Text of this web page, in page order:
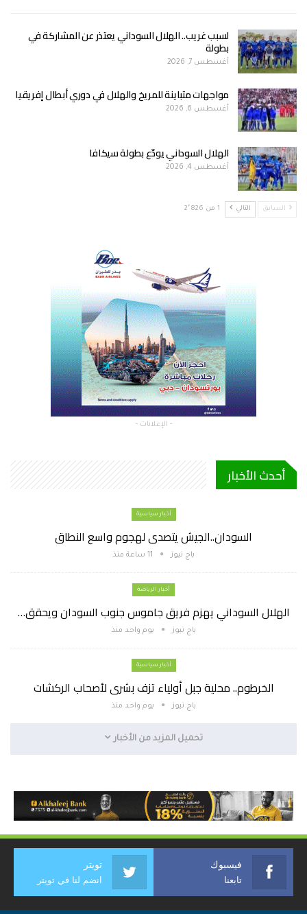
لسبب غريب.. الهلال السوداني يعتذر عن المشاركة في
بطولة
أغسطس 7, 2026
مواجهات متباينة للمريخ والهلال في دوري أبطال إفريقيا
أغسطس 6, 2026
الهلال السوداني يودّع بطولة سيكافا
أغسطس 4, 2026
السابق التالي 1 من 2٬826
- الإعلانات -
أحدث الأخبار
أخبار سياسية
السودان..الجيش يتصدى لهجوم واسع النطاق
باج نيوز 11 ساعة منذ
أخبار الرياضة
الهلال السوداني يهزم فريق جاموس جنوب السودان ويحقق…
باج نيوز يوم واحد منذ
أخبار سياسية
الخرطوم.. محلية جبل أولياء تزف بشرى لأصحاب الركشات
باج نيوز يوم واحد منذ
تحميل المزيد من الأخبار
فيسبوك
تابعنا
تويتر
انضم لنا في تويتر